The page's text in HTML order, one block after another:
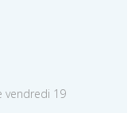
vendredi 19